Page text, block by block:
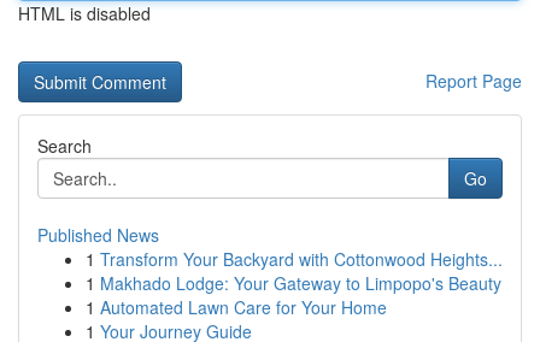
HTML is disabled
Report Page
Search
Go
Published News
1 Transform Your Backyard with Cottonwood Heights...
1 Makhado Lodge: Your Gateway to Limpopo's Beauty
1 Automated Lawn Care for Your Home
1 Your Journey Guide